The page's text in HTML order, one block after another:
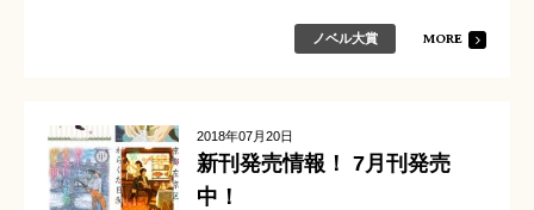
ノベル大賞 MORE
2018年07月20日
新刊発売情報！ 7月刊発売
中！